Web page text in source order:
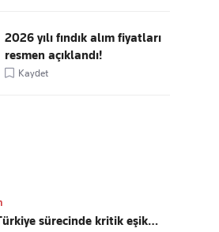
2026 yılı fındık alım fiyatları
resmen açıklandı!
Kaydet
sürecinde kritik eşik…